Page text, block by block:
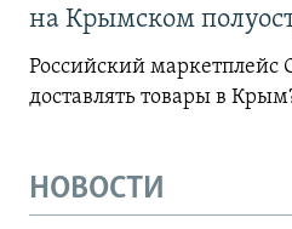
на Крымском
Российский маркетплейс
доставлять товары в
НОВОСТИ